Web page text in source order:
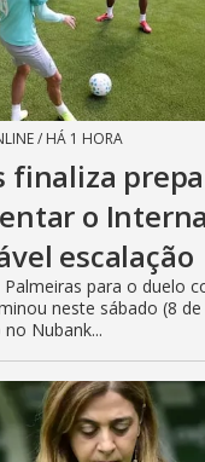
/ HÁ 1 HORA
finaliza
o
escalação
para o duelo
neste sábado (8
Nubank...